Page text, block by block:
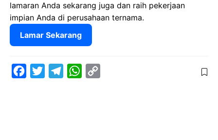
lamaran Anda sekarang juga dan raih pekerjaan
impian Anda di perusahaan ternama.
Lamar Sekarang
W